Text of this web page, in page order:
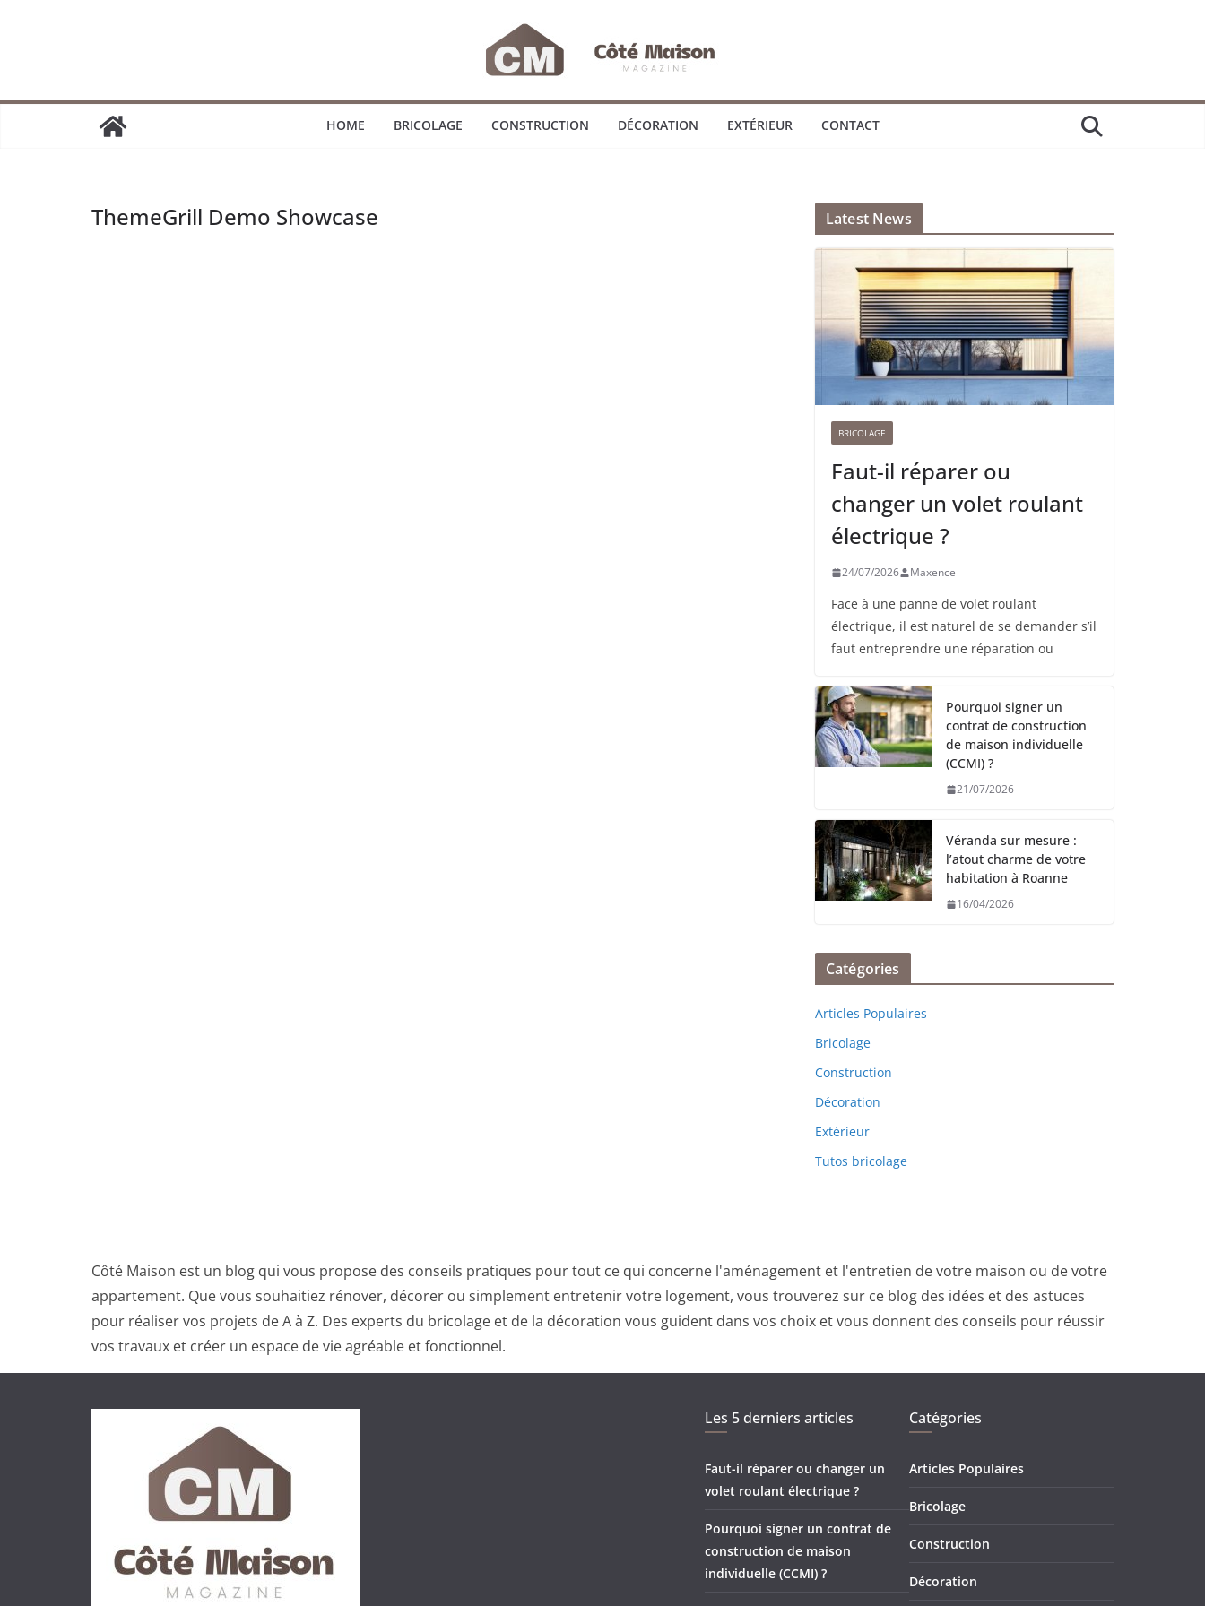
HOME BRICOLAGE CONSTRUCTION DÉCORATION EXTÉRIEUR CONTACT
ThemeGrill Demo Showcase Latest News
BRICOLAGE
Faut-il réparer ou
changer un volet roulant
électrique ?
24/07/2026 Maxence
Face à une panne de volet roulant
électrique, il est naturel de se demander s’il
faut entreprendre une réparation ou
Pourquoi signer un
contrat de construction
de maison individuelle
(CCMI) ?
21/07/2026
Véranda sur mesure :
l’atout charme de votre
habitation à Roanne
16/04/2026
Catégories
Articles Populaires
Bricolage
Construction
Décoration
Extérieur
Tutos bricolage
Côté Maison est un blog qui vous propose des conseils pratiques pour tout ce qui concerne l'aménagement et l'entretien de votre maison ou de votre
appartement. Que vous souhaitiez rénover, décorer ou simplement entretenir votre logement, vous trouverez sur ce blog des idées et des astuces
pour réaliser vos projets de A à Z. Des experts du bricolage et de la décoration vous guident dans vos choix et vous donnent des conseils pour réussir
vos travaux et créer un espace de vie agréable et fonctionnel.
Les 5 derniers articles
Faut-il réparer ou changer un
volet roulant électrique ?
Pourquoi signer un contrat de
construction de maison
individuelle (CCMI) ?
Catégories
Articles Populaires
Bricolage
Construction
Décoration